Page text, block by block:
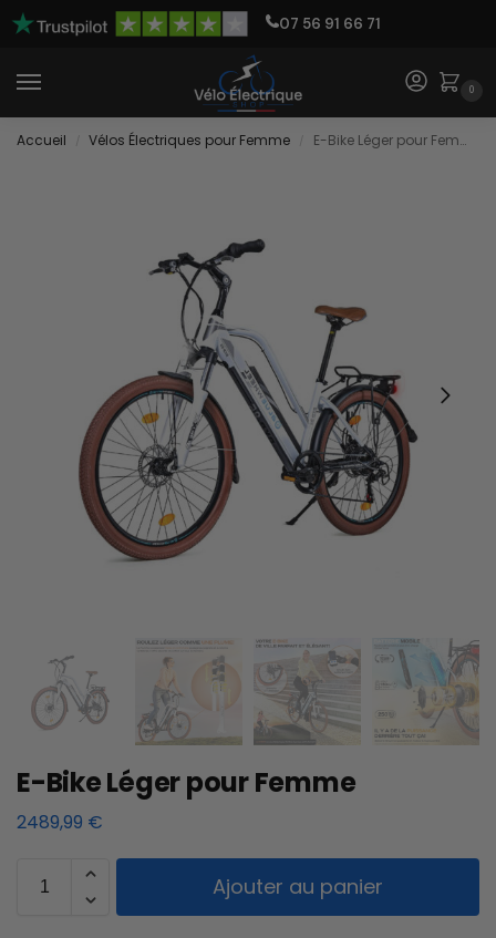
07 56 91 66 71
0
Accueil Vélos Électriques pour Femme E-Bike Léger pour Femme
E-Bike Léger pour Femme
2489,99 €
Ajouter au panier